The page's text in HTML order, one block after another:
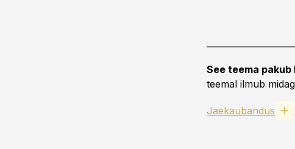
See teema pakub
teemal ilmub
Jaekaubandus